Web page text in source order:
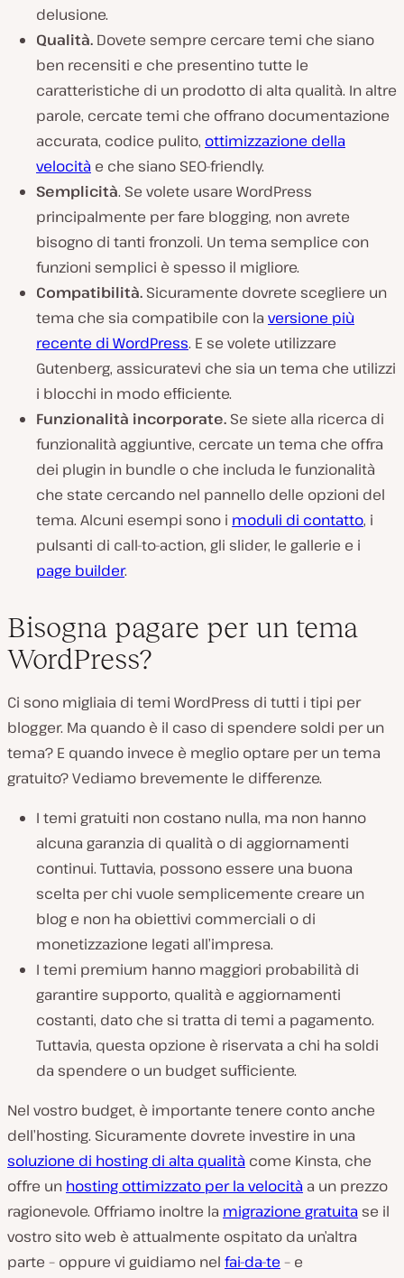
delusione.
Qualità. Dovete sempre cercare temi che siano
ben recensiti e che presentino tutte le
caratteristiche di un prodotto di alta qualità. In altre
parole, cercate temi che offrano documentazione
accurata, codice pulito, ottimizzazione della
velocità e che siano SEO-friendly.
Semplicità. Se volete usare WordPress
principalmente per fare blogging, non avrete
bisogno di tanti fronzoli. Un tema semplice con
funzioni semplici è spesso il migliore.
Compatibilità. Sicuramente dovrete scegliere un
tema che sia compatibile con la versione più
recente di WordPress. E se volete utilizzare
Gutenberg, assicuratevi che sia un tema che utilizzi
i blocchi in modo efficiente.
Funzionalità incorporate. Se siete alla ricerca di
funzionalità aggiuntive, cercate un tema che offra
dei plugin in bundle o che includa le funzionalità
che state cercando nel pannello delle opzioni del
tema. Alcuni esempi sono i moduli di contatto, i
pulsanti di call-to-action, gli slider, le gallerie e i
page builder.
Bisogna pagare per un tema
WordPress?
Ci sono migliaia di temi WordPress di tutti i tipi per
blogger. Ma quando è il caso di spendere soldi per un
tema? E quando invece è meglio optare per un tema
gratuito? Vediamo brevemente le differenze.
I temi gratuiti non costano nulla, ma non hanno
alcuna garanzia di qualità o di aggiornamenti
continui. Tuttavia, possono essere una buona
scelta per chi vuole semplicemente creare un
blog e non ha obiettivi commerciali o di
monetizzazione legati all’impresa.
I temi premium hanno maggiori probabilità di
garantire supporto, qualità e aggiornamenti
costanti, dato che si tratta di temi a pagamento.
Tuttavia, questa opzione è riservata a chi ha soldi
da spendere o un budget sufficiente.
Nel vostro budget, è importante tenere conto anche
dell’hosting. Sicuramente dovrete investire in una
soluzione di hosting di alta qualità come Kinsta, che
offre un hosting ottimizzato per la velocità a un prezzo
ragionevole. Offriamo inoltre la migrazione gratuita se il
vostro sito web è attualmente ospitato da un’altra
parte – oppure vi guidiamo nel fai-da-te – e